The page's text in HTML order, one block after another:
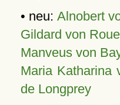
• neu: Alnobert
Gildard von
Manveus von
Maria Katharina
de Longprey